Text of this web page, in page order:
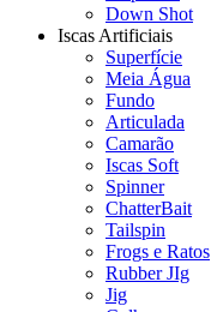
Down Shot
Iscas Artificiais
Superfície
Meia Água
Fundo
Articulada
Camarão
Iscas Soft
Spinner
ChatterBait
Tailspin
Frogs e Ratos
Rubber JIg
Jig